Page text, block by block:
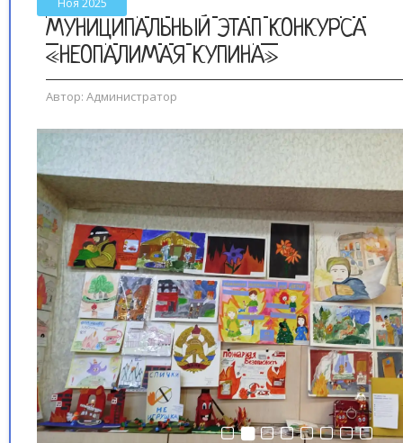
Ноя 2025
МУНИЦИПАЛЬНЫЙ ЭТАП КОНКУРСА
«НЕОПАЛИМАЯ КУПИНА»
Автор: Администратор